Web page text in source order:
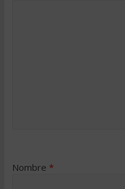
Nombre *